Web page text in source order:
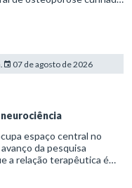
07 de agosto de 2026
da pesquisa
a relação terapêutica é